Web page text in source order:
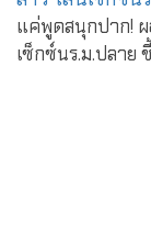
แค่พูดสนุกปาก! ผ
เซ็กซ์นร.ม.ปลาย